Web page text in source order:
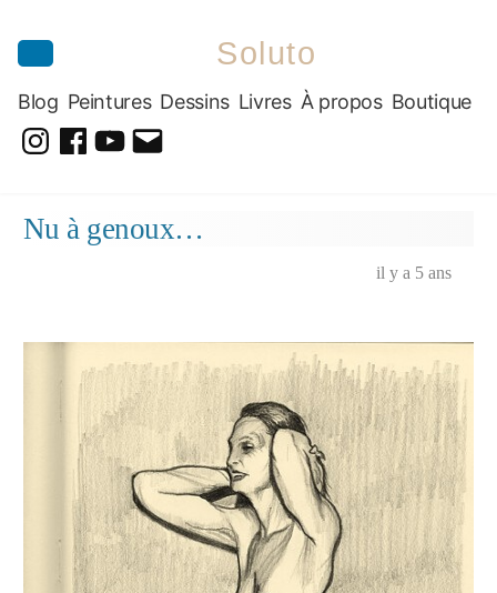
Soluto
Blog Peintures Dessins Livres À propos Boutique
Dessins
Nu à genoux…
il y a 5 ans